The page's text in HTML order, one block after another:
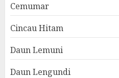
Cemumar
Cincau Hitam
Daun Lemuni
Daun Lengundi